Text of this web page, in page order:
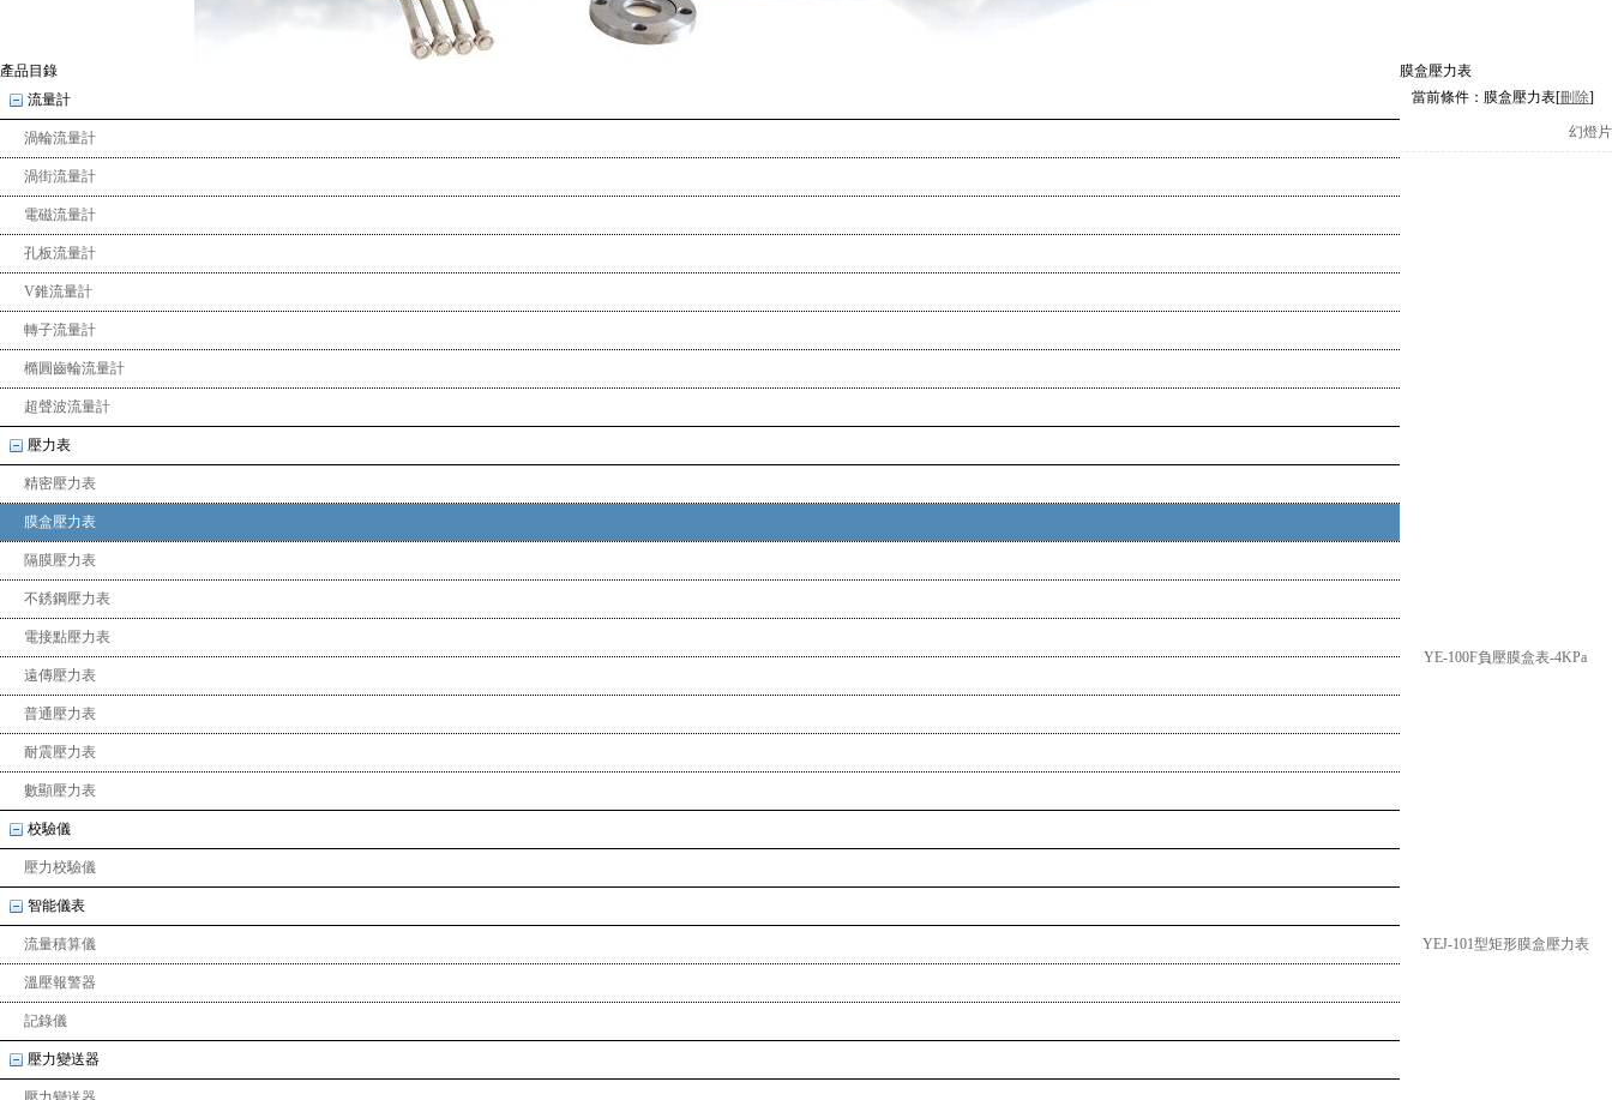
產品目錄
流量計
渦輪流量計
渦街流量計
電磁流量計
孔板流量計
V錐流量計
轉子流量計
橢圓齒輪流量計
超聲波流量計
壓力表
精密壓力表
膜盒壓力表
隔膜壓力表
不銹鋼壓力表
電接點壓力表
遠傳壓力表
普通壓力表
耐震壓力表
數顯壓力表
校驗儀
壓力校驗儀
智能儀表
流量積算儀
溫壓報警器
記錄儀
壓力變送器
膜盒壓力表
當前條件： 膜盒壓力表[刪除]
幻燈片
YE-100F負壓膜盒表-4KPa
YEJ-101型矩形膜盒壓力表